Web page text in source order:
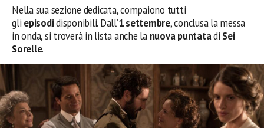
Nella sua sezione dedicata, compaiono tutti
gli episodidisponibili. Dall’1 settembre, conclusa la messa
in onda, si troverà in lista anche la nuova puntatadi Sei
Sorelle.